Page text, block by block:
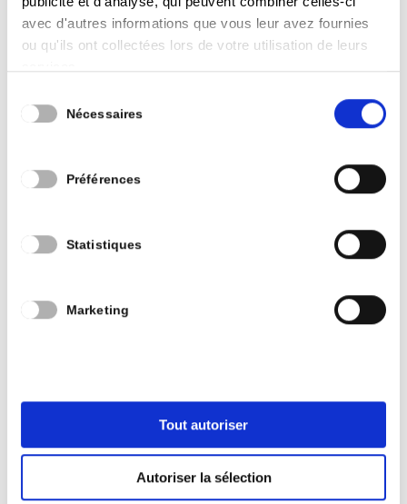
avec d'autres informations que vous leur avez fournies
ou qu'ils ont collectées lors de votre utilisation de leurs
Nécessaires
Préférences
Statistiques
Marketing
Tout autoriser
Autoriser la sélection
Les dépenses se répartissent comme suit :
du total des dépenses.
: Les dépenses
représentant 22% du total des dépenses, avec
hauses liés à l’augmentation des coûts de
Dépenses de transfert
transfert passent de 13.180.811,69 € en 2023 à
CPAS – 4.382.135,94 € (augmentation de
Zone de police – 3.852.666,84 €
(augmentation de 8%)